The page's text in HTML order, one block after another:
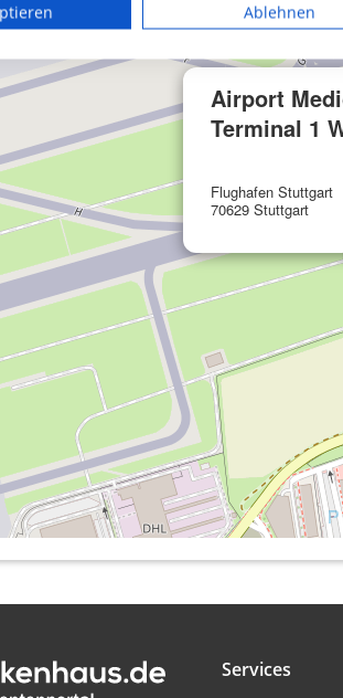
Airport
Terminal 1
Flughafen Stuttgart
70629 Stuttgart
Services
Daten zur Auswahl von
für personalisierte Werbung
Profilen zur Auswahl personalisierter
zur Personalisierung von Inhalten
Profilen zur Auswahl personalisierter Inhalte
von Inhalten
durch Statistiken oder
Verbesserung der Angebote
Daten zur Auswahl von Inhalten
Standortdaten
aktiv angeforderten Informationen
Ablehnen